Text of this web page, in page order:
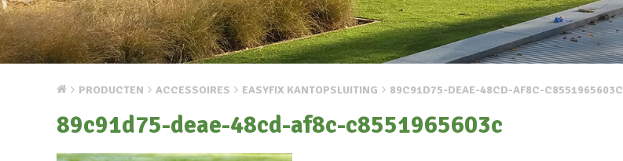
PRODUCTEN ACCESSOIRES EASYFIX KANTOPSLUITING 89C91D75-DEAE-48CD-AF8C-C8551965603C
89c91d75-deae-48cd-af8c-c8551965603c